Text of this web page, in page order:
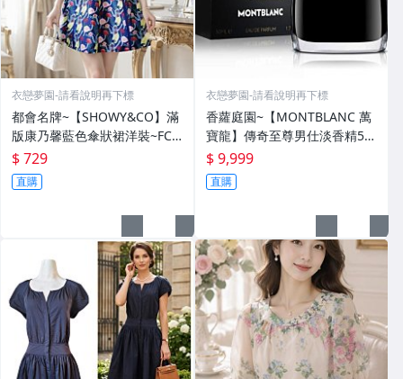
衣戀夢園-請看說明再下標
都會名牌~【SHOWY&CO】滿
版康乃馨藍色傘狀裙洋裝~FC-
1
$ 729
直購
衣戀夢園-請看說明再下標
香蘿庭園~【MONTBLANC 萬
寶龍】傳奇至尊男仕淡香精50
ml~
$ 9,999
直購